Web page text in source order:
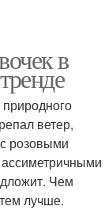
в
ветер,
розовыми
Чем
лучше.